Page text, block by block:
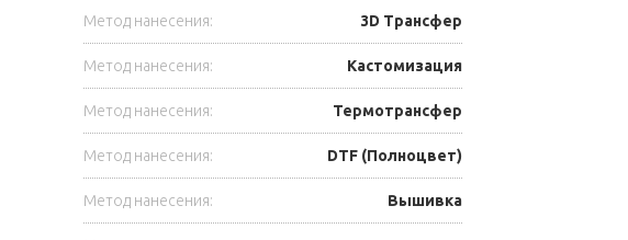
Метод нанесения: 3D Трансфер
Метод нанесения: Кастомизация
Метод нанесения: Термотрансфер
Метод нанесения: DTF (Полноцвет)
Метод нанесения: Вышивка